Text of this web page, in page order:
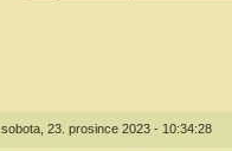
sobota, 23. prosince 2023 - 10:34:28